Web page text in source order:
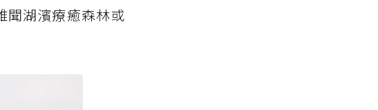
聞湖濱療癒森林或